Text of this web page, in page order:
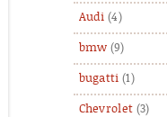
Audi (4)
bmw (9)
bugatti (1)
Chevrolet (3)